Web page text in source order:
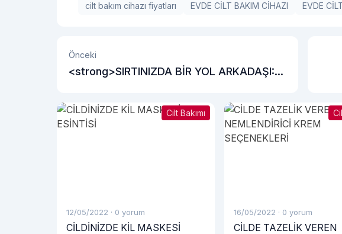
cilt bakım cihazı fiyatları EVDE CİLT BAKIM CİHAZI EVDE
Önceki
<strong>SIRTINIZDA BİR YOL ARKADAŞI:
Cilt Bakımı
12/05/2022 · 0 yorum
CİLDİNİZDE KİL MASKESİ
16/05/2022 · 0 yorum
CİLDE TAZELİK VEREN